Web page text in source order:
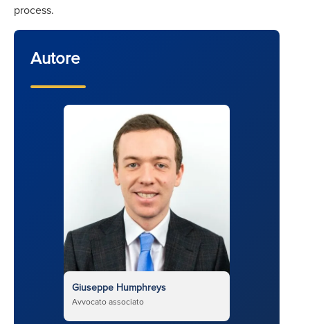
process.
Autore
Giuseppe Humphreys
Avvocato associato